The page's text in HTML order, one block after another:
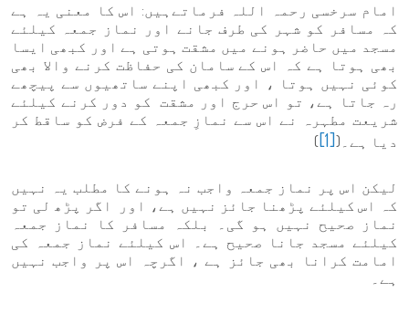
امام سرخسی رحمہ اللہ فرماتےہیں: اس کا معنی یہ ہے
کہ مسافر کو شہر کی طرف جانے اور نماز جمعہ کیلئے
مسجد میں حاضر ہونے میں مشقت ہوتی ہے اور کبھی ایسا
بھی ہوتا ہے کہ اس کے سامان کی حفاظت کرنے والا بھی
کوئی نہیں ہوتا ، اور کبھی اپنے ساتھیوں سے پیچھے
رہ جاتا ہے، تو اس حرج اور مشقت کو دور کرنے کیلئے
شریعت مطہرہ نے اس سے نمازِ جمعہ کے فرض کو ساقط کر
دیا ہے۔([1]
)
لیکن اس پر نماز جمعہ واجب نہ ہونے کا مطلب یہ نہیں
کہ اس کیلئے پڑھنا جائز نہیں ہے، اور اگر پڑھ لی تو
نماز صحیح نہیں ہو گی۔ بلکہ مسافر کا نماز جمعہ
کیلئے مسجد جانا صحیح ہے۔ اس کیلئے نماز جمعہ کی
امامت کرانا بھی جائز ہے ، اگرچہ اس پر واجب نہیں
ہے۔